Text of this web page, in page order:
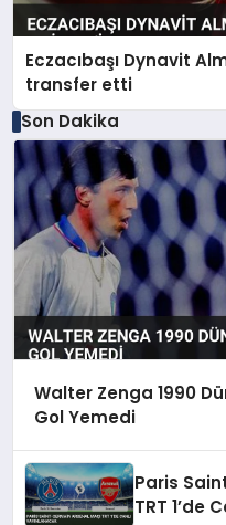
Eczacıbaşı Dynavit
transfer etti
Son Dakika
Walter Zenga 1990
Gol Yemedi
Paris
TRT 1’de